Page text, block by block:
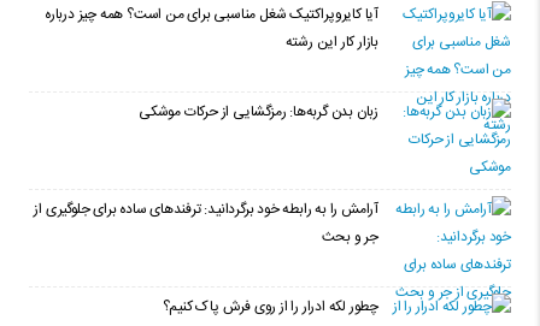
آیا کایروپراکتیک شغل مناسبی برای من است؟ همه چیز درباره
بازار کار این رشته
زبان بدن گربه‌ها: رمزگشایی از حرکات موشکی
آرامش را به رابطه خود برگردانید: ترفندهای ساده برای جلوگیری از
جر و بحث
چطور لکه ادرار را از روی فرش پاک کنیم؟